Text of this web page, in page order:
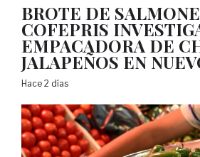
BROTE DE
COFEPRIS
EMPACADORA DE
JALAPEÑOS EN
Hace 2 días